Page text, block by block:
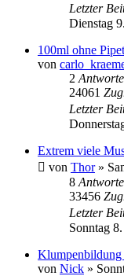
Letzter
Dienstag
100ml ohne
von
2
24061
Letzter
Extrem viele
von Thor»
8
33456
Letzter
Sonntag
von Nick »